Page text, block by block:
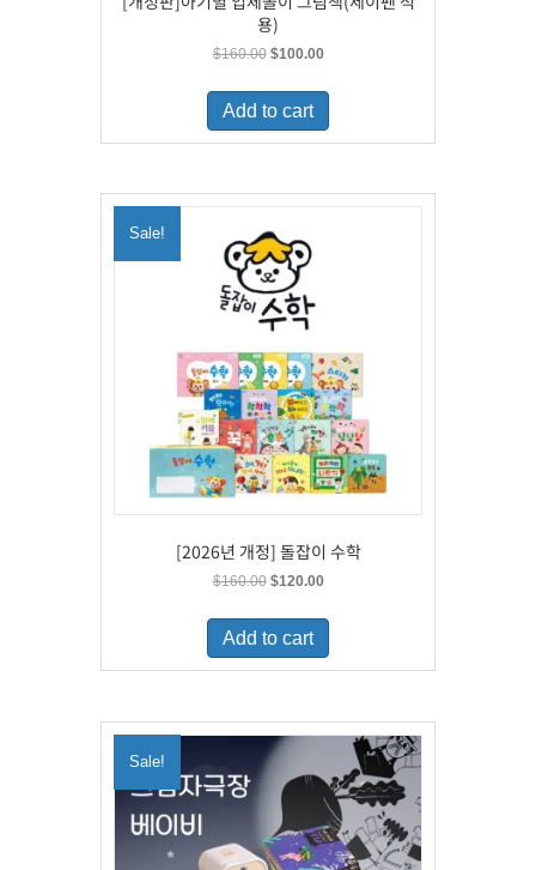
용)
$160.00 Original
was:
$160.00.
$100.00Current
is:
Add to cart
Sale!
[2026년 개정] 돌잡이 수학
$160.00 Original
was:
$160.00.
$120.00Current
is:
Add to cart
Sale!